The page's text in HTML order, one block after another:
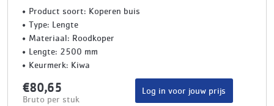
Product soort: Koperen buis
Type: Lengte
Materiaal: Roodkoper
Lengte: 2500 mm
Keurmerk: Kiwa
€80,65
Bruto per stuk
Log in voor jouw prijs